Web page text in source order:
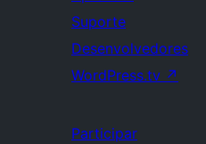
Suporte
Desenvolvedores
WordPress.tv ↗
Participar